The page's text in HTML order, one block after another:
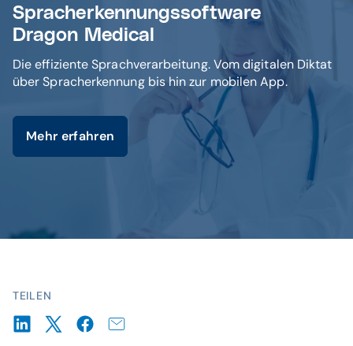
TEILEN
Spracherkennungssoftware
Dragon Medical
Die effiziente Sprachverarbeitung. Vom digitalen Diktat
über Spracherkennung bis hin zur mobilen App.
Mehr erfahren